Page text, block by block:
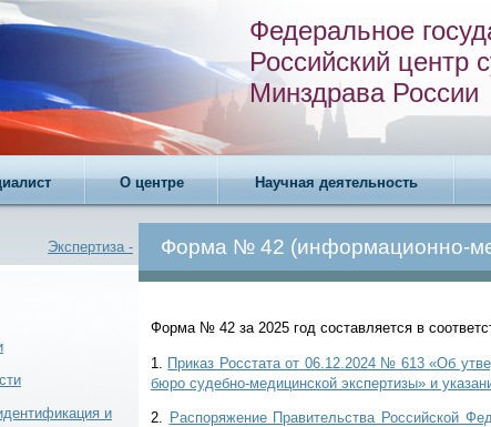
Федеральное
Российский центр
Минздрава России
О центре Научная деятельность
Экспертиза - Форма № 42 (информационно-
и
Форма № 42 за 2025 год составляется в
1. Приказ Росстата от 06.12.2024 № 613 «Об
бюро судебно-медицинской экспертизы» и
2.
Распоряжение Правительства Российской